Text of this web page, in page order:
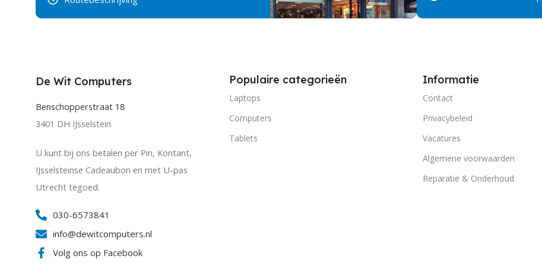
De Wit Computers
Benschopperstraat 18
3401 DH IJsselstein
U kunt bij ons betalen per Pin, Kontant,
IJsselsteinse Cadeaubon en met U-pas
Utrecht tegoed.
030-6573841
info@dewitcomputers.nl
Volg ons op Facebook
Populaire categorieën
Laptops
Computers
Tablets
Informatie
Contact
Privacybeleid
Vacatures
Algemene voorwaarden
Reparatie & Onderhoud